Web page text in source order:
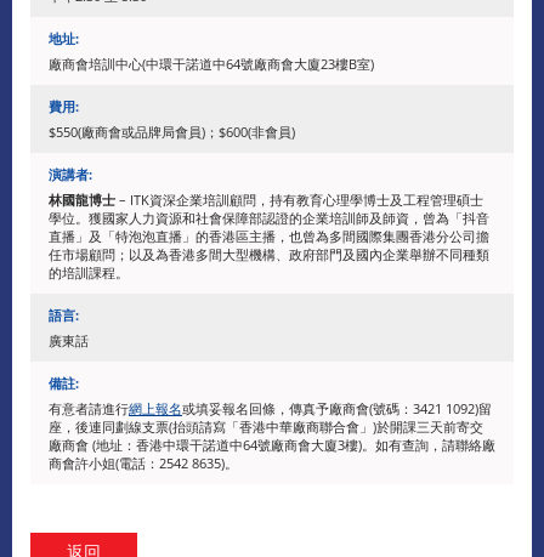
地址:
廠商會培訓中心(中環干諾道中64號廠商會大廈23樓B室)
費用:
$550(廠商會或品牌局會員)；$600(非會員)
演講者:
林國龍博士 – ITK資深企業培訓顧問，持有教育心理學博士及工程管理碩士
學位。獲國家人力資源和社會保障部認證的企業培訓師及師資，曾為「抖音
直播」及「特泡泡直播」的香港區主播，也曾為多間國際集團香港分公司擔
任市場顧問；以及為香港多間大型機構、政府部門及國內企業舉辦不同種類
的培訓課程。
語言:
廣東話
備註:
有意者請進行網上報名或填妥報名回條，傳真予廠商會(號碼：3421 1092)留
座，後連同劃線支票(抬頭請寫「香港中華廠商聯合會」)於開課三天前寄交
廠商會 (地址：香港中環干諾道中64號廠商會大廈3樓)。如有查詢，請聯絡廠
商會許小姐(電話：2542 8635)。
返回